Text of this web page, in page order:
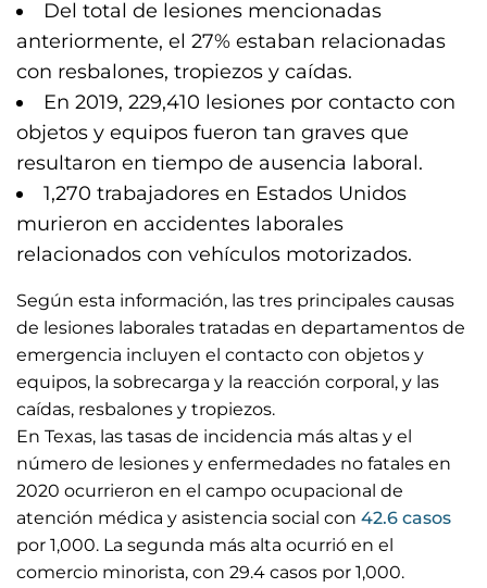
Del total de lesiones mencionadas
anteriormente, el 27% estaban relacionadas
con resbalones, tropiezos y caídas.
En 2019, 229,410 lesiones por contacto con
objetos y equipos fueron tan graves que
resultaron en tiempo de ausencia laboral.
1,270 trabajadores en Estados Unidos
murieron en accidentes laborales
relacionados con vehículos motorizados.
Según esta información, las tres principales causas
de lesiones laborales tratadas en departamentos de
emergencia incluyen el contacto con objetos y
equipos, la sobrecarga y la reacción corporal, y las
caídas, resbalones y tropiezos.
En Texas, las tasas de incidencia más altas y el
número de lesiones y enfermedades no fatales en
2020 ocurrieron en el campo ocupacional de
atención médica y asistencia social con 42.6 casos
por 1,000. La segunda más alta ocurrió en el
comercio minorista, con 29.4 casos por 1,000.